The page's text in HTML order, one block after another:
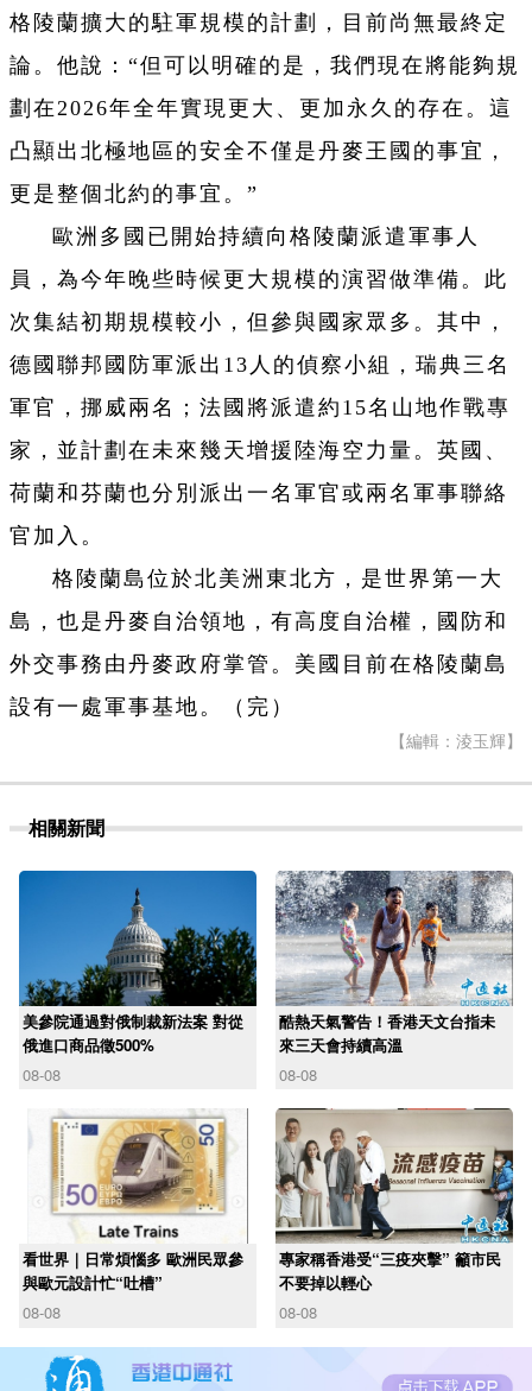
格陵蘭擴大的駐軍規模的計劃，目前尚無最終定
論。他說：“但可以明確的是，我們現在將能夠規
劃在2026年全年實現更大、更加永久的存在。這
凸顯出北極地區的安全不僅是丹麥王國的事宜，
更是整個北約的事宜。”
歐洲多國已開始持續向格陵蘭派遣軍事人
員，為今年晚些時候更大規模的演習做準備。此
次集結初期規模較小，但參與國家眾多。其中，
德國聯邦國防軍派出13人的偵察小組，瑞典三名
軍官，挪威兩名；法國將派遣約15名山地作戰專
家，並計劃在未來幾天增援陸海空力量。英國、
荷蘭和芬蘭也分別派出一名軍官或兩名軍事聯絡
官加入。
格陵蘭島位於北美洲東北方，是世界第一大
島，也是丹麥自治領地，有高度自治權，國防和
外交事務由丹麥政府掌管。美國目前在格陵蘭島
設有一處軍事基地。（完）
【編輯：淩玉輝】
相關新聞
美參院通過對俄制裁新法案 對從
俄進口商品徵500%
08-08
酷熱天氣警告！香港天文台指未
來三天會持續高溫
08-08
看世界｜日常煩惱多 歐洲民眾參
與歐元設計忙“吐槽”
08-08
專家稱香港受“三疫夾擊” 籲市民
不要掉以輕心
08-08